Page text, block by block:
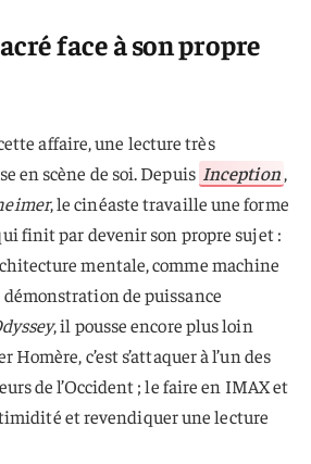
face à son propre
affaire, une lecture très
en scène de soi. Depuis Inception,
, le cinéaste travaille une forme
finit par devenir son propre sujet :
mentale, comme machine
démonstration de puissance
, il pousse encore plus loin
c’est s’attaquer à l’un des
de l’Occident ; le faire en IMAX et
timidité et revendiquer une lecture